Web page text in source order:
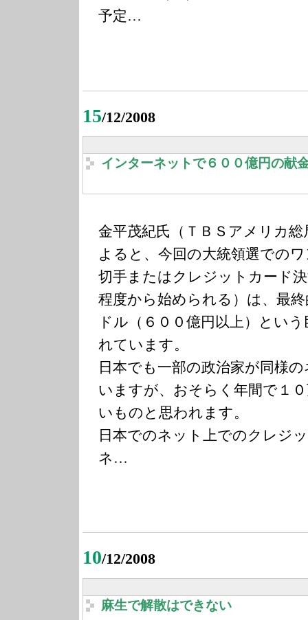
予定…
15/12/2008
インターネットで６００億円の献
金平茂紀氏（ＴＢＳアメリカ
よると、今回の大統領選での
切手またはクレジットカード
程度から始められる）は、最
ドル（６００億円以上）とい
れています。
日本でも一部の政治家が同様
いますが、おそらく年間で１
いものと思われます。
日本でのネット上でのクレジ
ネ…
10/12/2008
麻生で解散はできない